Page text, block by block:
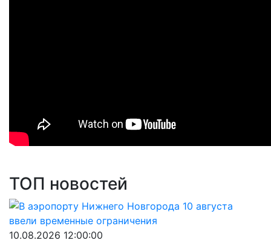
ТОП новостей
10.08.2026 12:00:00